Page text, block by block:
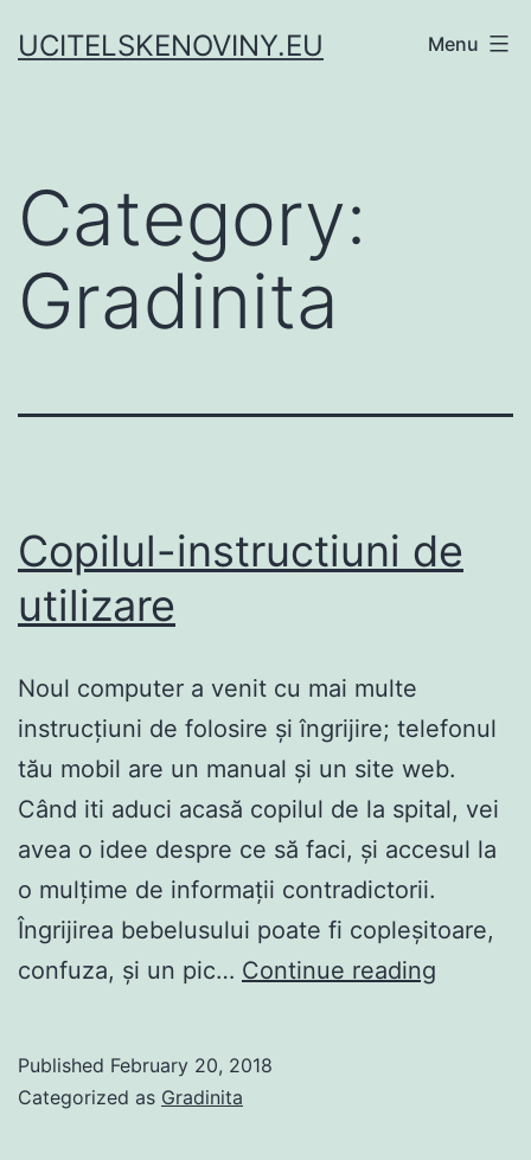
toUCITELSKENOVINY.EU Menu
Category:
Gradinita
Copilul-instructiuni de
utilizare
Noul computer a venit cu mai multe
instrucțiuni de folosire și îngrijire; telefonul
tău mobil are un manual și un site web.
Când iti aduci acasă copilul de la spital, vei
avea o idee despre ce să faci, și accesul la
o mulțime de informații contradictorii.
Îngrijirea bebelusului poate fi copleșitoare,
confuza, și un pic… Continue reading
Published February 20, 2018
Categorized as Gradinita